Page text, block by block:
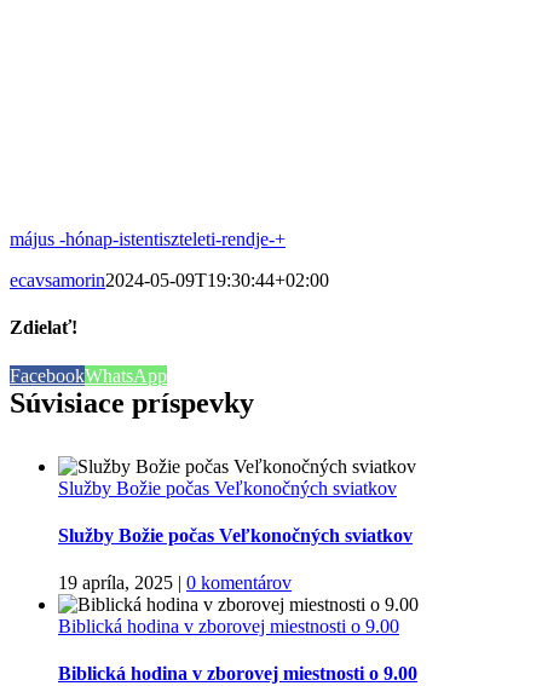
május -hónap-istentiszteleti-rendje-+
ecavsamorin2024-05-09T19:30:44+02:00
Zdielať!
FacebookWhatsApp
Súvisiace príspevky
Služby Božie počas Veľkonočných sviatkov
Služby Božie počas Veľkonočných sviatkov
19 apríla, 2025 | 0 komentárov
Biblická hodina v zborovej miestnosti o 9.00
Biblická hodina v zborovej miestnosti o 9.00